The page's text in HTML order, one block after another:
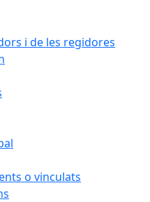
i de les regidores
o vinculats